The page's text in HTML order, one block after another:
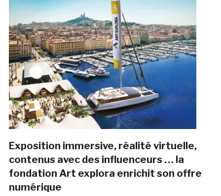
Exposition immersive, réalité virtuelle,
contenus avec des influenceurs … la
fondation Art explora enrichit son offre
numérique